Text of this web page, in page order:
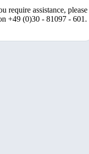
require assistance, please
+49 (0)30 - 81097 - 601.